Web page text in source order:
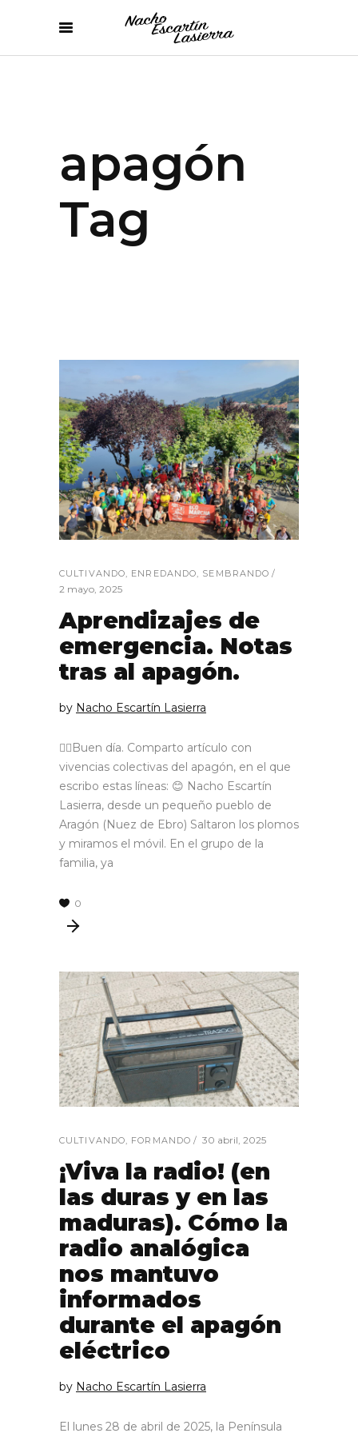
apagón
Tag
CULTIVANDO, ENREDANDO, SEMBRANDO
2 mayo, 2025
Aprendizajes de
emergencia. Notas
tras al apagón.
by Nacho Escartín Lasierra
🙋‍♂Buen día. Comparto artículo con
vivencias colectivas del apagón, en el que
escribo estas líneas: 😊 Nacho Escartín
Lasierra, desde un pequeño pueblo de
Aragón (Nuez de Ebro) Saltaron los plomos
y miramos el móvil. En el grupo de la
familia, ya
0
CULTIVANDO FORMANDO 30 abril, 2025
¡Viva la radio! (en
las duras y en las
maduras). Cómo la
radio analógica
nos mantuvo
informados
durante el apagón
eléctrico
by Nacho Escartín Lasierra
El lunes 28 de abril de 2025, la Península